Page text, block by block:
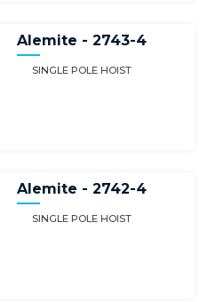
Alemite - 2743-4
SINGLE POLE HOIST
Alemite - 2742-4
SINGLE POLE HOIST